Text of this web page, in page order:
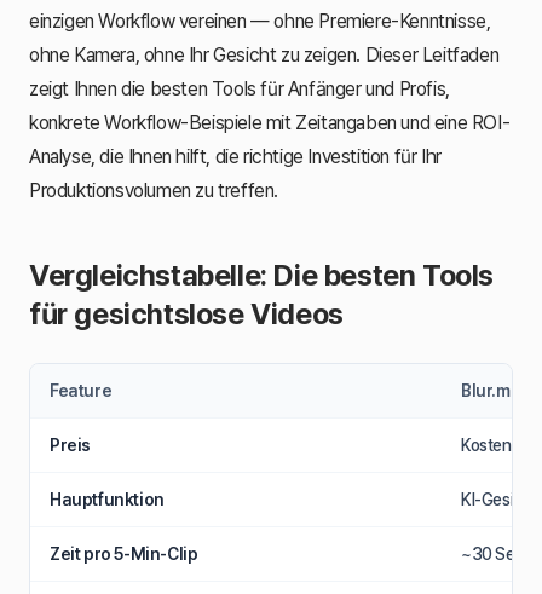
einzigen Workflow vereinen — ohne Premiere-Kenntnisse,
ohne Kamera, ohne Ihr Gesicht zu zeigen. Dieser Leitfaden
zeigt Ihnen die besten Tools für Anfänger und Profis,
konkrete Workflow-Beispiele mit Zeitangaben und eine ROI-
Analyse, die Ihnen hilft, die richtige Investition für Ihr
Produktionsvolumen zu treffen.
Vergleichstabelle: Die besten Tools
für gesichtslose Videos
Feature Blur.me
Preis Kostenlos
Hauptfunktion KI-
Zeit pro 5-Min-Clip ~30